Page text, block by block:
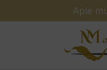
Apie